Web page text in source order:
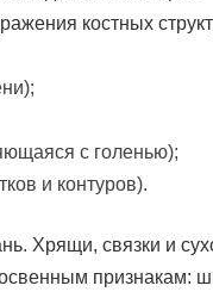
костных
с голенью);
и контуров).
Хрящи, связки и
признакам: